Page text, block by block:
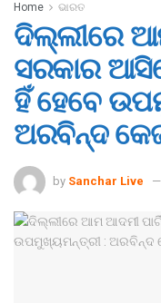
Home ଭାରତ
ଦିଲ୍ଲୀରେ
ସରକାର
ହିଁ ହେବେ
ଅରବିନ୍ଦ
by Sanchar Live